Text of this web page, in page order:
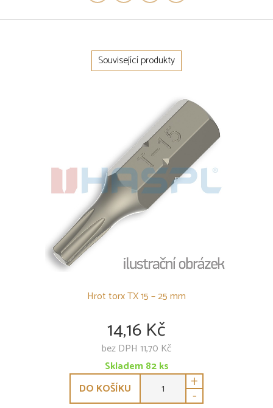
Související produkty
Hrot torx TX 15 – 25 mm
14,16 Kč
bez DPH 11,70 Kč
Skladem82ks
DO KOŠÍKU
+
-